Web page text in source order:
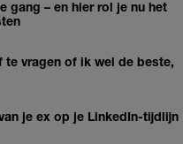
gang – en hier rol je nu het
te vragen of ik wel de beste,
je ex op je LinkedIn-tijdlijn